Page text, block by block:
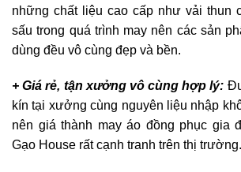
những chất liệu cao cấp như vải thun
sấu trong quá trình may nên các sản
dùng đều vô cùng đẹp và bền.
+ Giá rẻ, tận xưởng vô cùng hợp lý:
kín tại xưởng cùng nguyên liệu nhập
nên giá thành may áo đồng phục gia
Gạo House rất cạnh tranh trên thị trường.